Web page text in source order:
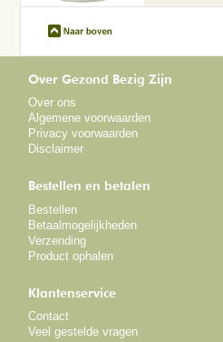
Over Gezond Bezig Zijn
Over ons
Algemene voorwaarden
Privacy voorwaarden
Disclaimer
Bestellen en betalen
Bestellen
Betaalmogelijkheden
Verzending
Product ophalen
Klantenservice
Contact
Veel gestelde vragen